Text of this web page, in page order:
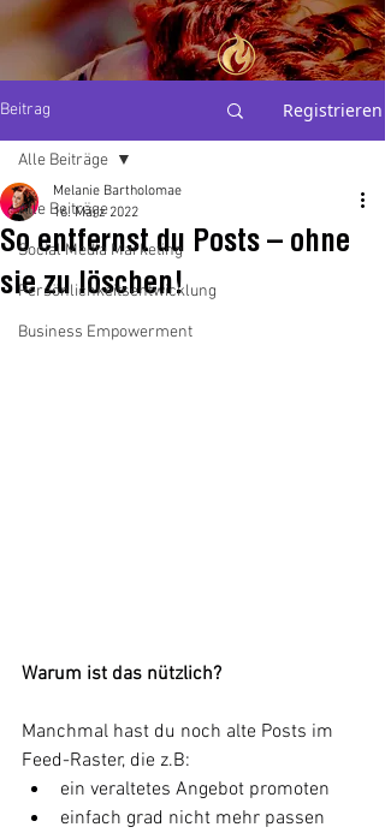
THE
PERSONAL
BRAND
Beitrag Registrieren
Alle Beiträge
Social Media Marketing
Persönlichkeitsentwicklung
Business Empowerment
Alle Beiträge
So entfernst du Posts – ohne
sie zu löschen!
Melanie Bartholomae
16. März 2022
Warum ist das nützlich?
Manchmal hast du noch alte Posts im
Feed-Raster, die z.B:
ein veraltetes Angebot promoten
einfach grad nicht mehr passen